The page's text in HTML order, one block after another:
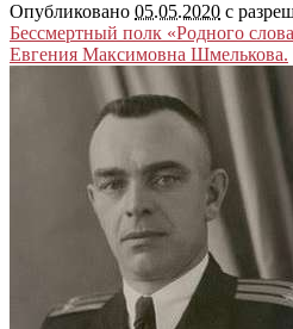
Опубликовано 05.05.2020 с
Бессмертный полк «Родного
Евгения Максимовна Шмелькова.